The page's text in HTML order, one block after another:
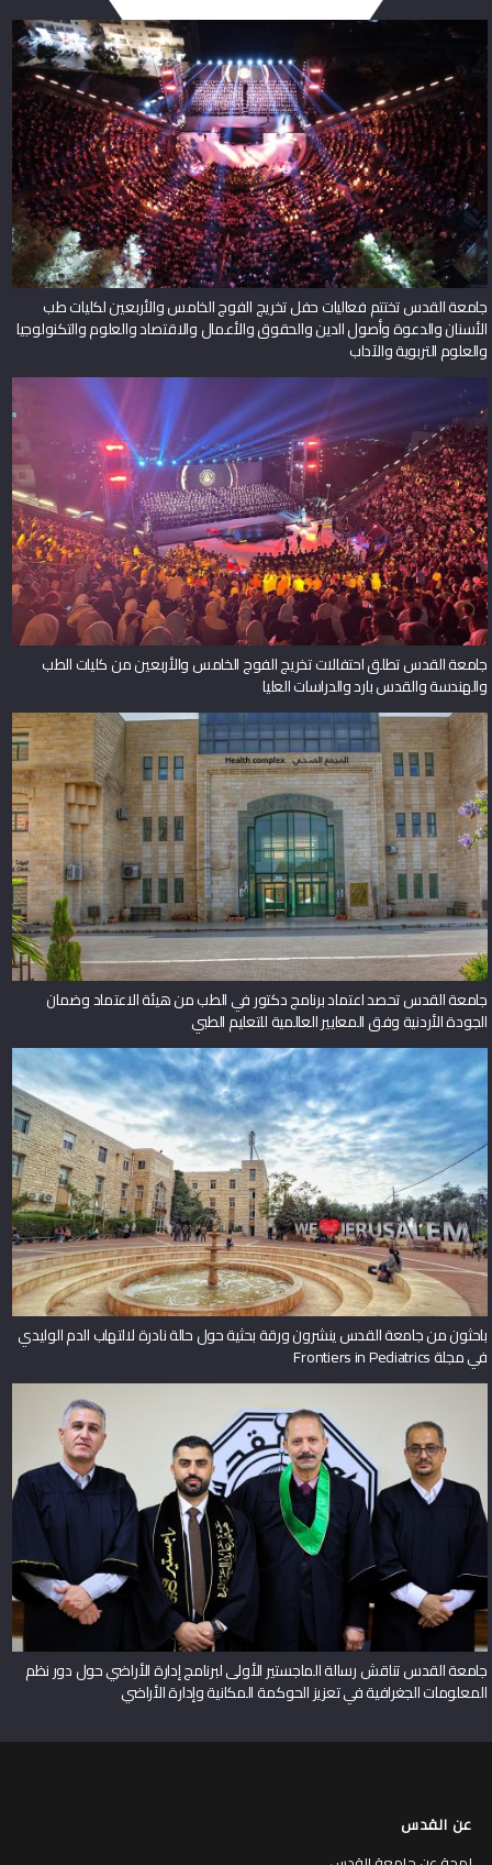
جامعة القدس تختتم فعاليات حفل تخريج الفوج الخامس والأربعين لكليات طب
الأسنان والدعوة وأصول الدين والحقوق والأعمال والاقتصاد والعلوم والتكنولوجيا
والعلوم التربوية والآداب
جامعة القدس تطلق احتفالات تخريج الفوج الخامس والأربعين من كليات الطب
والهندسة والقدس بارد والدراسات العليا
جامعة القدس تحصد اعتماد برنامج دكتور في الطب من هيئة الاعتماد وضمان
الجودة الأردنية وفق المعايير العالمية للتعليم الطبي
باحثون من جامعة القدس ينشرون ورقة بحثية حول حالة نادرة لالتهاب الدم الوليدي
في مجلة Frontiers in Pediatrics
جامعة القدس تناقش رسالة الماجستير الأولى لبرنامج إدارة الأراضي حول دور نظم
المعلومات الجغرافية في تعزيز الحوكمة المكانية وإدارة الأراضي
عن القدس